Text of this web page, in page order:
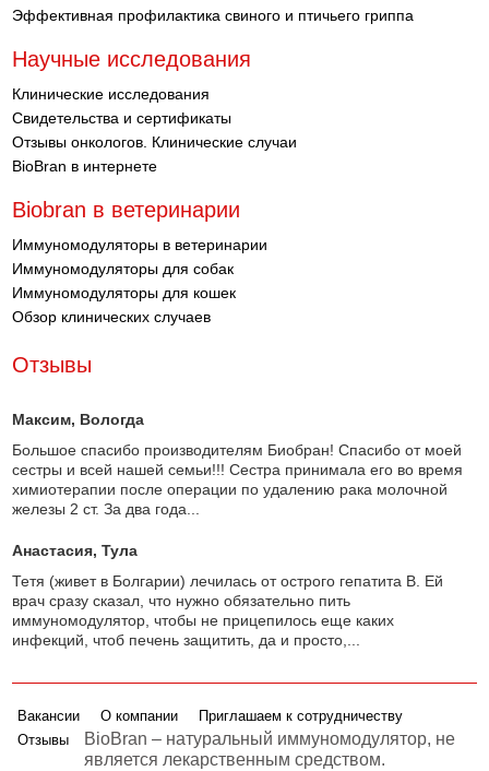
Эффективная профилактика свиного и птичьего гриппа
Научные исследования
Клинические исследования
Свидетельства и сертификаты
Отзывы онкологов. Клинические случаи
BioBran в интернете
Biobran в ветеринарии
Иммуномодуляторы в ветеринарии
Иммуномодуляторы для собак
Иммуномодуляторы для кошек
Обзор клинических случаев
Отзывы
Максим, Вологда
Большое спасибо производителям Биобран! Спасибо от моей
сестры и всей нашей семьи!!! Сестра принимала его во время
химиотерапии после операции по удалению рака молочной
железы 2 ст. За два года...
Анастасия, Тула
Тетя (живет в Болгарии) лечилась от острого гепатита В. Ей
врач сразу сказал, что нужно обязательно пить
иммуномодулятор, чтобы не прицепилось еще каких
инфекций, чтоб печень защитить, да и просто,...
Вакансии О компании
Приглашаем к сотрудничеству
Отзывы
BioBran – натуральный иммуномодулятор, не
является лекарственным средством.